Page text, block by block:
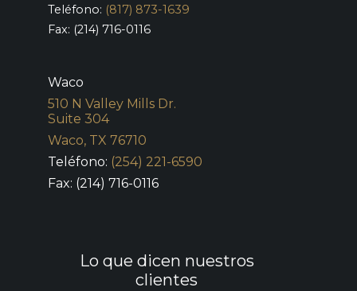
Teléfono: (817) 873-1639
Fax: (214) 716-0116
Waco
510 N Valley Mills Dr.
Suite 304
Waco, TX 76710
Teléfono: (254) 221-6590
Fax: (214) 716-0116
Lo que dicen nuestros
clientes